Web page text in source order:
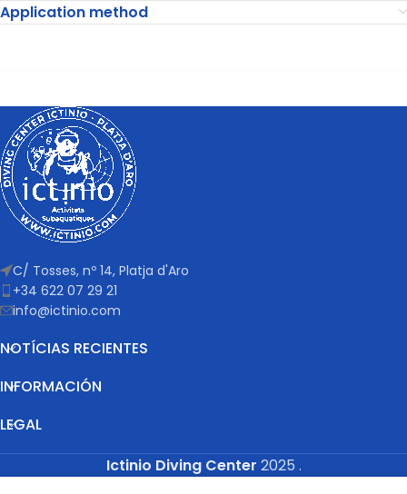
Application method
C/ Tosses, nº 14, Platja d'Aro
+34 622 07 29 21
info@ictinio.com
NOTÍCIAS RECIENTES
INFORMACIÓN
LEGAL
Ictinio Diving Center 2025 .